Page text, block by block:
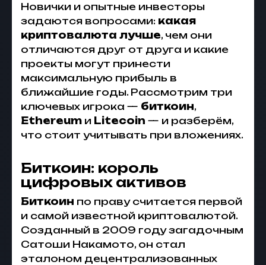
Новички и опытные инвесторы
задаются вопросами: какая
криптовалюта лучше, чем они
отличаются друг от друга и какие
проекты могут принести
максимальную прибыль в
ближайшие годы. Рассмотрим три
ключевых игрока — биткоин,
Ethereum и Litecoin — и разберём,
что стоит учитывать при вложениях.
Биткоин: король
цифровых активов
Биткоин по праву считается первой
и самой известной криптовалютой.
Созданный в 2009 году загадочным
Сатоши Накамото, он стал
эталоном децентрализованных